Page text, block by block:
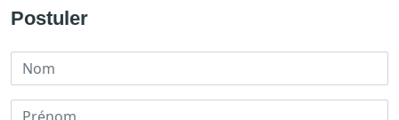
Postuler